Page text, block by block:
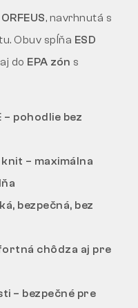
, navrhnutá s
Obuv spĺňa ESD
do EPA zón s
pohodlie bez
– maximálna
bezpečná, bez
chôdza aj pre
– bezpečné pre